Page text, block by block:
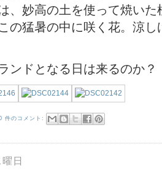
、妙高の土を使って焼い
の猛暑の中に咲く花。涼
ンドとなる日は来るのか？
件のコメント:
日